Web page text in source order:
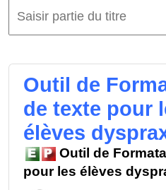
Outil de
de texte pour
élèves
Outil de
pour les élèves